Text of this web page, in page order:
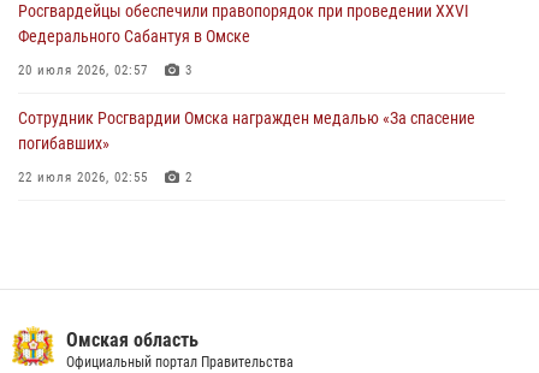
Росгвардейцы обеcпечили правопорядок при проведении XXVI
Федерального Сабантуя в Омске
20 июля 2026, 02:57 3
Сотрудник Росгвардии Омска награжден медалью «За спасение
погибавших»
22 июля 2026, 02:55 2
Cотрудники ОМОН "Штурм" Росгвардии отработали навыки
пилотирования БПЛА в Омске
Омская область
Официальный портал Правительства